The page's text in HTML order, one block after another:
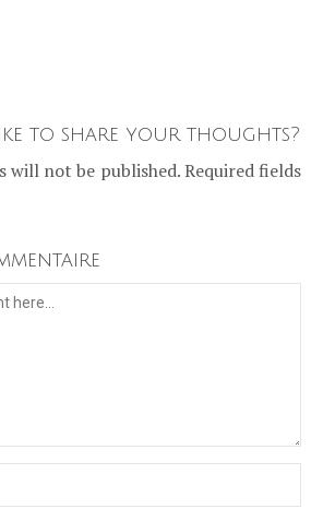
to share your thoughts?
will not be published. Required fields